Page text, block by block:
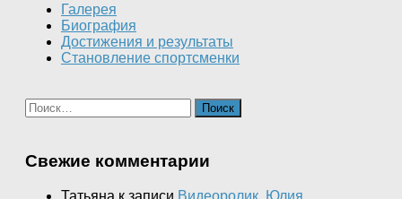
Сохранить моё имя, email и адрес сайта в этом
Галерея
Биография
Достижения и результаты
Cтановление спортсменки
Найти:
Свежие комментарии